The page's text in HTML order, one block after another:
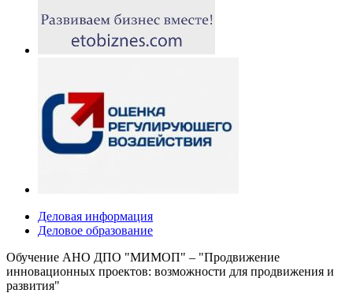
Деловая информация
Деловое образование
Обучение АНО ДПО "МИМОП" – "Продвижение
инновационных проектов: возможности для продвижения и
развития"